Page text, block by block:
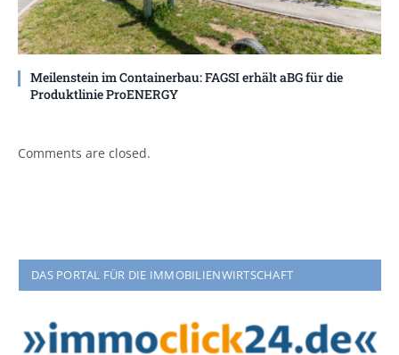
Meilenstein im Containerbau: FAGSI erhält aBG für die
Produktlinie ProENERGY
Comments are closed.
DAS PORTAL FÜR DIE IMMOBILIENWIRTSCHAFT